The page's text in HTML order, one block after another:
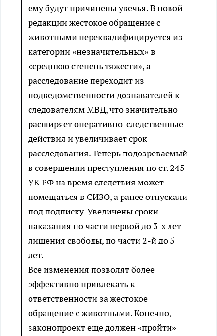
ему будут причинены увечья. В новой
редакции жестокое обращение с
животными переквалифицируется из
категории «незначительных» в
«среднюю степень тяжести», а
расследование переходит из
подведомственности дознавателей к
следователям МВД, что значительно
расширяет оперативно-следственные
действия и увеличивает срок
расследования. Теперь подозреваемый
в совершении преступления по ст. 245
УК РФ на время следствия может
помещаться в СИЗО, а ранее отпускали
под подписку. Увеличены сроки
наказания по части первой до 3-х лет
лишения свободы, по части 2-й до 5
лет.
Все изменения позволят более
эффективно привлекать к
ответственности за жестокое
обращение с животными. Конечно,
законопроект еще должен «пройти»